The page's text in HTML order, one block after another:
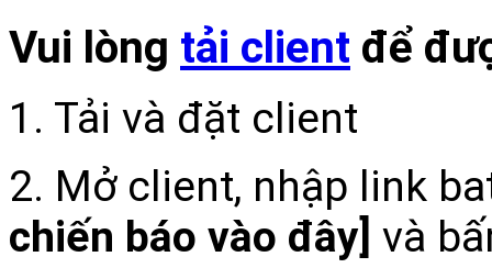
Vui lòng tải client để
1. Tải và đặt client
2. Mở client, nhập link
chiến báo vào đây] và